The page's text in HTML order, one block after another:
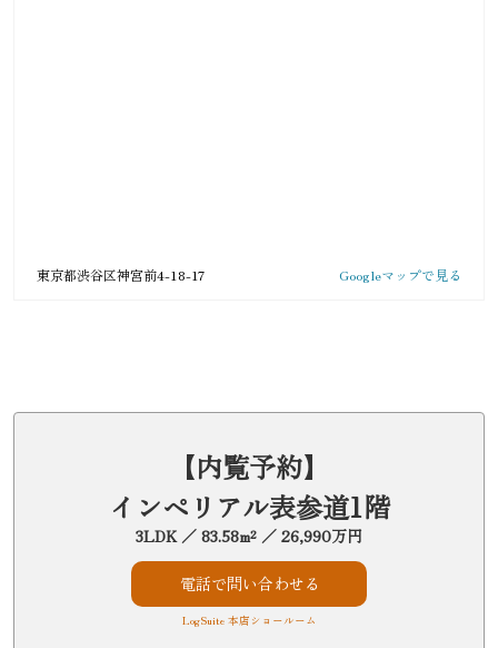
東京都渋谷区神宮前4-18-17 Googleマップで見る
【内覧予約】
インペリアル表参道1階
3LDK ／ 83.58m² ／ 26,990万円
電話で問い合わせる
LogSuite 本店ショールーム